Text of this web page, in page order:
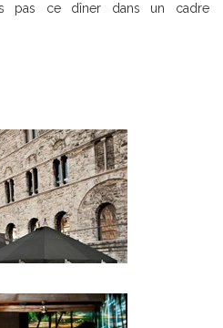
pas ce dîner dans un cadre